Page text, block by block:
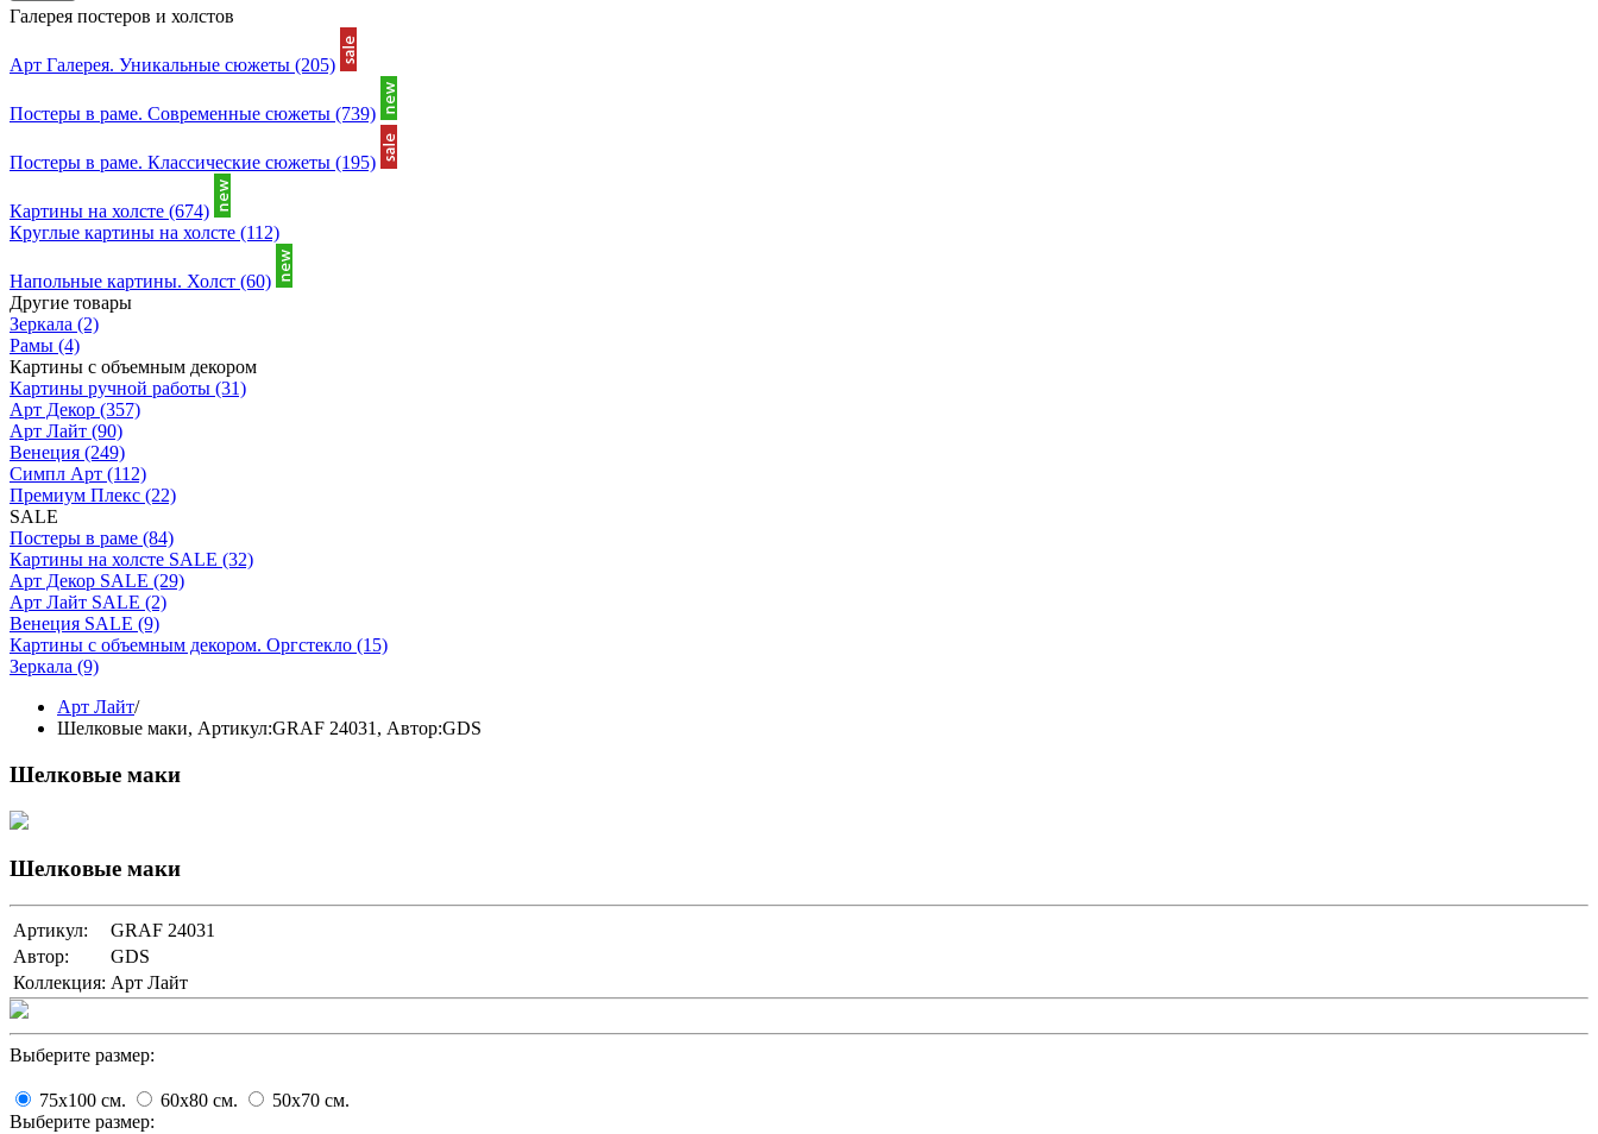
Галерея постеров и холстов
Арт Галерея. Уникальные сюжеты (205)
Постеры в раме. Современные сюжеты (739)
Постеры в раме. Классические сюжеты (195)
Картины на холсте (674)
Круглые картины на холсте (112)
Напольные картины. Холст (60)
Другие товары
Зеркала (2)
Рамы (4)
Картины с объемным декором
Картины ручной работы (31)
Арт Декор (357)
Арт Лайт (90)
Венеция (249)
Симпл Арт (112)
Премиум Плекс (22)
SALE
Постеры в раме (84)
Картины на холсте SALE (32)
Арт Декор SALE (29)
Арт Лайт SALE (2)
Венеция SALE (9)
Картины с объемным декором. Оргстекло (15)
Зеркала (9)
Арт Лайт/
Шелковые маки, Артикул:GRAF 24031 , Автор:GDS
Шелковые маки
Шелковые маки
Артикул:
GRAF 24031
Автор:
GDS
Коллекция: Арт Лайт
Выберите размер:
75x100 cм. 60x80 cм. 50x70 cм.
Выберите размер: